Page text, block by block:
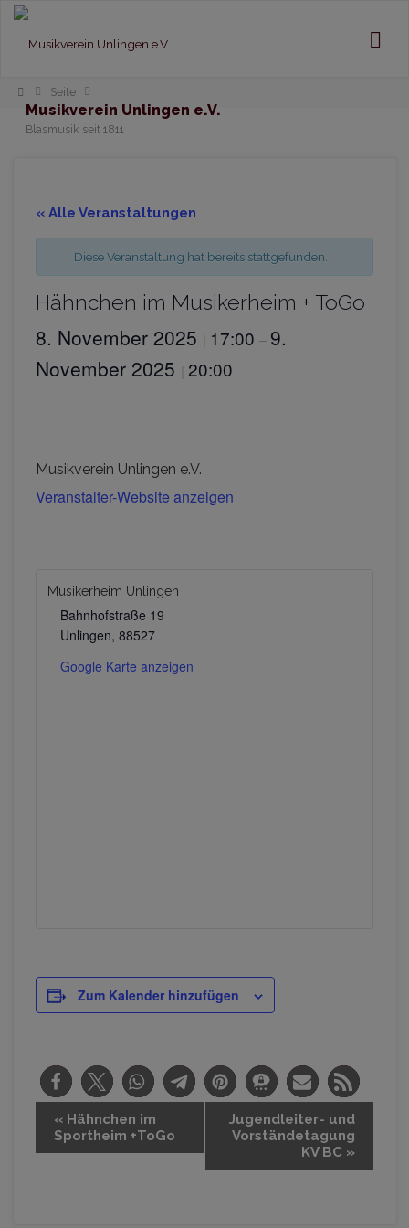
Musikverein Unlingen e.V.
Blasmusik seit 1811
HomeSeite
« Alle Veranstaltungen
Diese Veranstaltung hat bereits stattgefunden.
Hähnchen im Musikerheim + ToGo
8. November 2025 17:00 – 9.
November 2025 20:00
Musikverein Unlingen e.V.
Veranstalter-Website anzeigen
Musikerheim Unlingen
Bahnhofstraße 19
Unlingen, 88527
Google Karte anzeigen
Zum Kalender hinzufügen
«Hähnchen im
Sportheim +ToGo
Jugendleiter- und
Vorständetagung
KV BC »